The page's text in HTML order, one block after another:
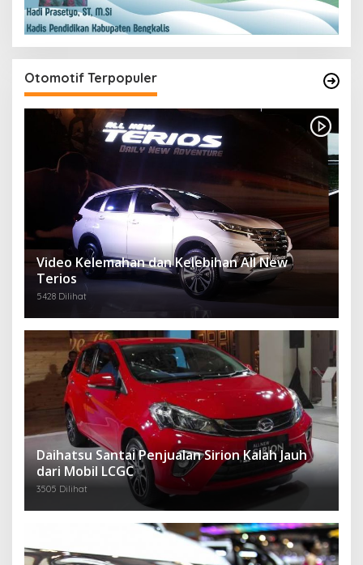
Otomotif Terpopuler
Video Kelemahan dan Kelebihan All New
Terios
5428 Dilihat
Daihatsu Santai Penjualan Sirion Kalah Jauh
dari Mobil LCGC
3505 Dilihat